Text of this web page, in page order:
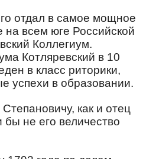
отдал в самое мощное
на всем юге Российской
Коллегиум.
Котляревский в 10
в класс риторики,
успехи в образовании.
как и отец
не его величество